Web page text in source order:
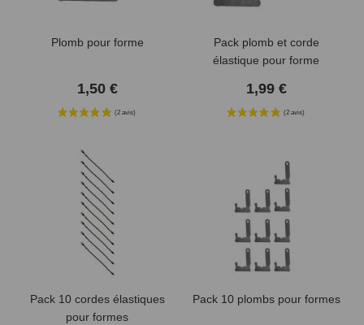
Plomb pour forme
1,50 €
Pack plomb et corde
élastique pour forme
1,99 €
Pack 10 cordes élastiques
pour formes
Pack 10 plombs pour formes